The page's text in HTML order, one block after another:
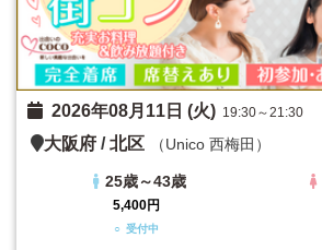
2026年08月11日 (火) 19:30～21:30
大阪府 /北区 （Unico 西梅田）
25歳～43歳
5,400円
○ 受付中